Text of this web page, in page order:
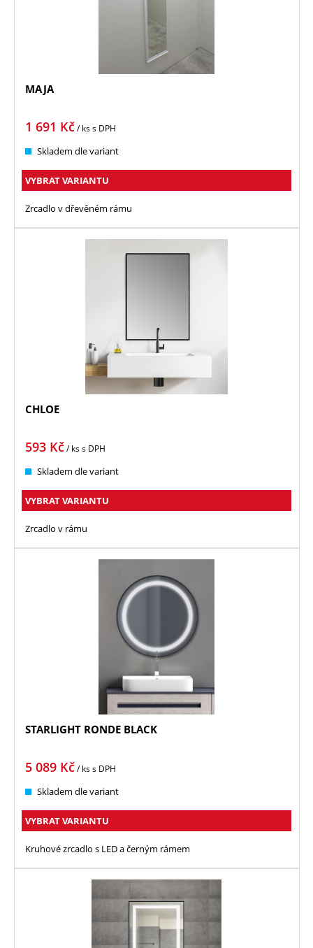
MAJA
1 691 Kč/ kss DPH
Skladem dle variant
VYBRAT VARIANTU
Zrcadlo v dřevěném rámu
CHLOE
593 Kč/ kss DPH
Skladem dle variant
VYBRAT VARIANTU
Zrcadlo v rámu
STARLIGHT RONDE BLACK
5 089 Kč/ kss DPH
Skladem dle variant
VYBRAT VARIANTU
Kruhové zrcadlo s LED a černým rámem